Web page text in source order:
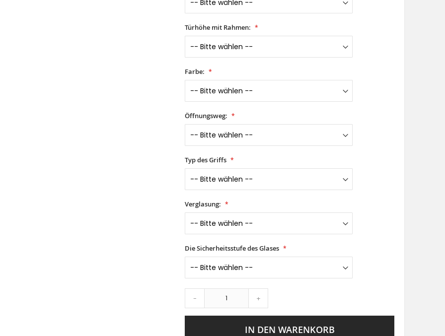
Türhöhe mit Rahmen:
Farbe:
Öffnungsweg:
Typ des Griffs
Verglasung:
Die Sicherheitsstufe des Glases
- +
IN DEN WARENKORB